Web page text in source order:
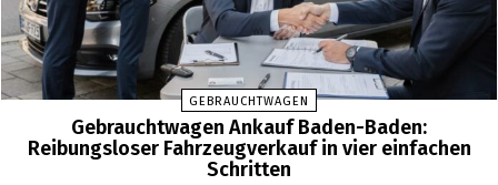
GEBRAUCHTWAGEN
Gebrauchtwagen Ankauf Baden-Baden:
Reibungsloser Fahrzeugverkauf in vier einfachen
Schritten